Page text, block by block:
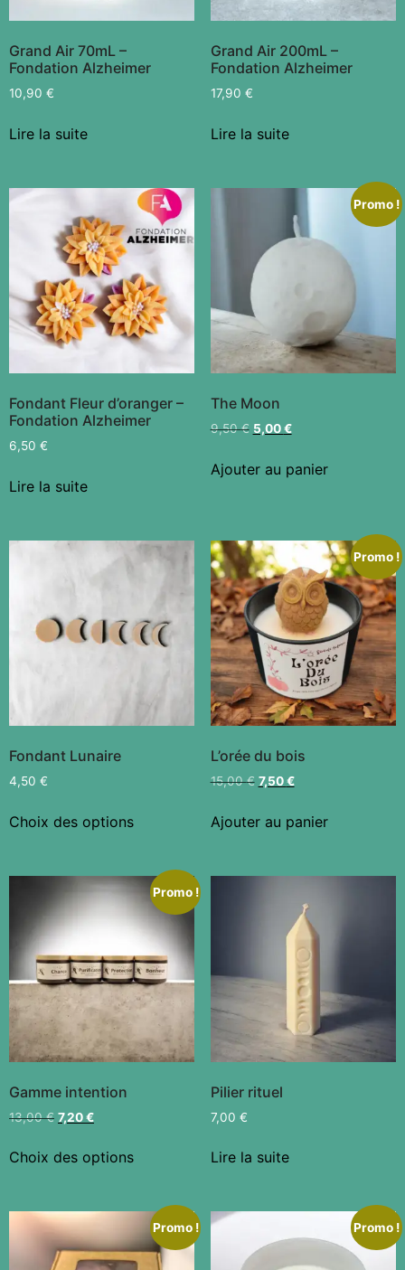
Grand Air 70mL –
Fondation Alzheimer
10,90 €
Lire la suite
Grand Air 200mL –
Fondation Alzheimer
17,90 €
Lire la suite
Fondant Fleur d’oranger –
Fondation Alzheimer
6,50 €
Lire la suite
Promo !
The Moon
9,50€ 5,00€
Ajouter au panier
Fondant Lunaire
4,50 €
Choix des options
Promo !
L’orée du bois
15,00€ 7,50€
Ajouter au panier
Promo !
Gamme intention
13,00€ 7,20€
Choix des options
Pilier rituel
7,00 €
Lire la suite
Promo ! Promo !